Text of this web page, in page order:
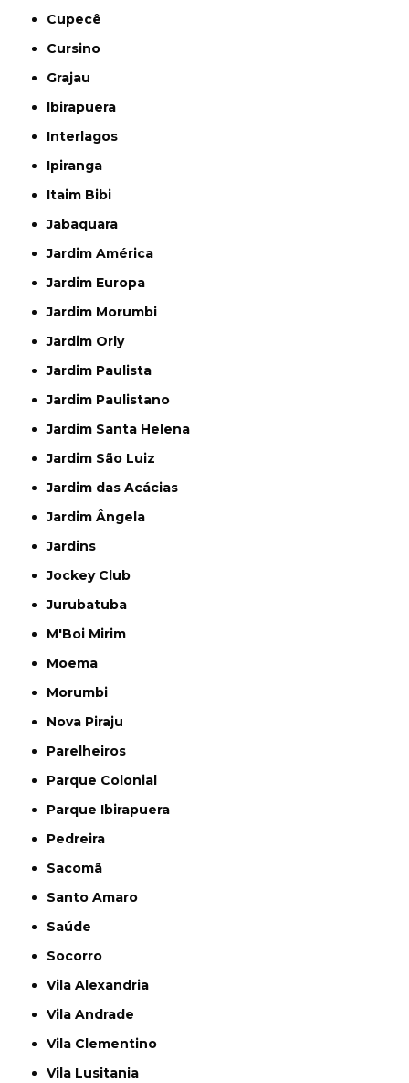
Cupecê
Cursino
Grajau
Ibirapuera
Interlagos
Ipiranga
Itaim Bibi
Jabaquara
Jardim América
Jardim Europa
Jardim Morumbi
Jardim Orly
Jardim Paulista
Jardim Paulistano
Jardim Santa Helena
Jardim São Luiz
Jardim das Acácias
Jardim Ângela
Jardins
Jockey Club
Jurubatuba
M'Boi Mirim
Moema
Morumbi
Nova Piraju
Parelheiros
Parque Colonial
Parque Ibirapuera
Pedreira
Sacomã
Santo Amaro
Saúde
Socorro
Vila Alexandria
Vila Andrade
Vila Clementino
Vila Lusitania